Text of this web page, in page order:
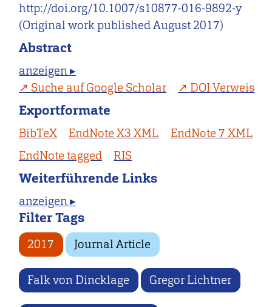
http://doi.org/10.1007/s10877-016-9892-y
(Original work published August 2017)
Abstract
anzeigen ▸
Suche auf Google Scholar
DOI Verweis
Exportformate
BibTeX EndNote X3 XML
EndNote 7 XML
EndNote tagged
RIS
Weiterführende Links
anzeigen ▸
Filter Tags
2017 Journal Article
Falk von Dincklage Gregor Lichtner